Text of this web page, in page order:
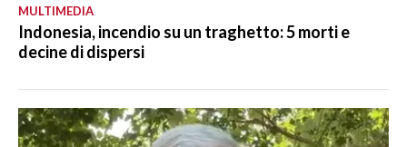
MULTIMEDIA
Indonesia, incendio su un traghetto: 5 morti e
decine di dispersi